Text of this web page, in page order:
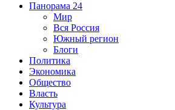
Панорама 24
Мир
Вся Россия
Южный регион
Блоги
Политика
Экономика
Общество
Власть
Культура